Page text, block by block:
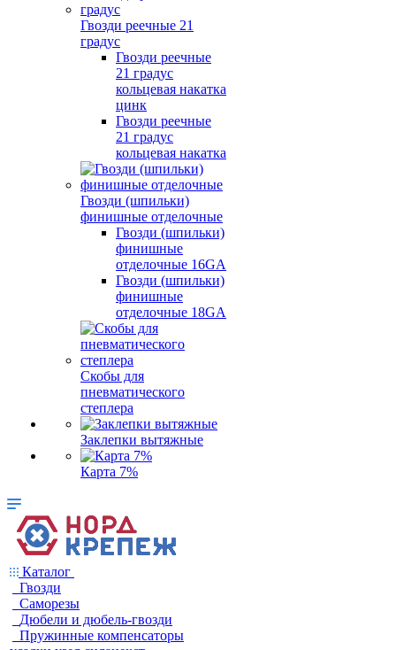
Гвозди реечные 21
градус
Гвозди реечные
21 градус
кольцевая накатка
цинк
Гвозди реечные
21 градус
кольцевая накатка
Гвозди (шпильки)
финишные отделочные
Гвозди (шпильки)
финишные
отделочные 16GA
Гвозди (шпильки)
финишные
отделочные 18GA
Скобы для
пневматического
степлера
Заклепки вытяжные
Карта 7%
Каталог
Гвозди
Саморезы
Дюбели и дюбель-гвозди
Пружинные компенсаторы